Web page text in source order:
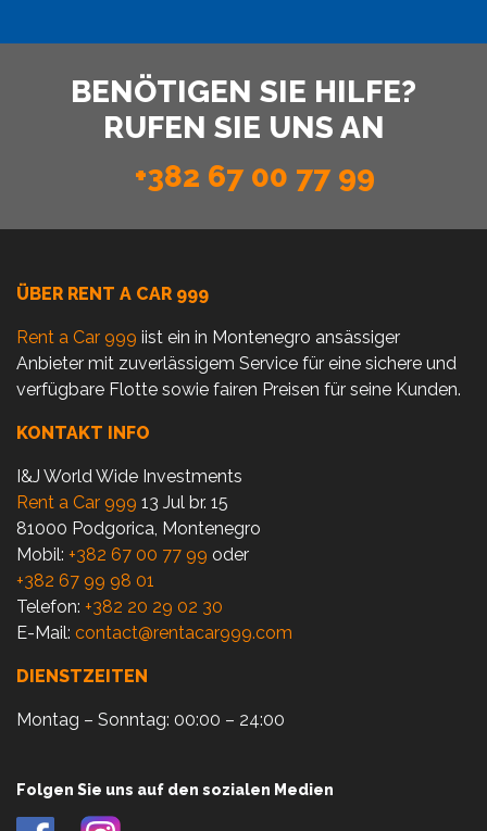
BENÖTIGEN SIE HILFE?
RUFEN SIE UNS AN
+382 67 00 77 99
ÜBER RENT A CAR 999
Rent a Car 999 iist ein in Montenegro ansässiger
Anbieter mit zuverlässigem Service für eine sichere und
verfügbare Flotte sowie fairen Preisen für seine Kunden.
KONTAKT INFO
I&J World Wide Investments
Rent a Car 999 13 Jul br. 15
81000 Podgorica, Montenegro
Mobil: +382 67 00 77 99 oder
+382 67 99 98 01
Telefon: +382 20 29 02 30
E-Mail: contact@rentacar999.com
DIENSTZEITEN
Montag – Sonntag: 00:00 – 24:00
Folgen Sie uns auf den sozialen Medien